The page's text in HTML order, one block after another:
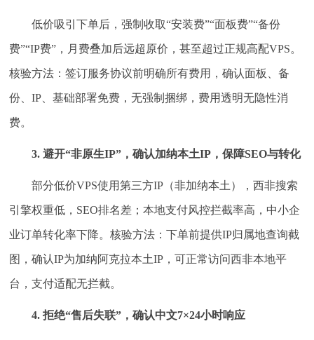
低价吸引下单后，强制收取“安装费”“面板费”“备份
费”“IP费”，月费叠加后远超原价，甚至超过正规高配VPS。
核验方法：签订服务协议前明确所有费用，确认面板、备
份、IP、基础部署免费，无强制捆绑，费用透明无隐性消
费。
3. 避开“非原生IP”，确认加纳本土IP，保障SEO与转化
部分低价VPS使用第三方IP（非加纳本土），西非搜索
引擎权重低，SEO排名差；本地支付风控拦截率高，中小企
业订单转化率下降。核验方法：下单前提供IP归属地查询截
图，确认IP为加纳阿克拉本土IP，可正常访问西非本地平
台，支付适配无拦截。
4. 拒绝“售后失联”，确认中文7×24小时响应